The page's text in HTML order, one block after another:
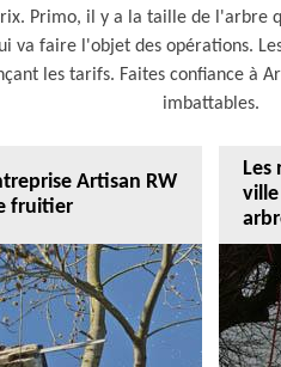
Primo, il y a la taille de l'arbre
va faire l'objet des opérations.
les tarifs. Faites confiance à
imbattables.
Artisan RW
fruitier
Les